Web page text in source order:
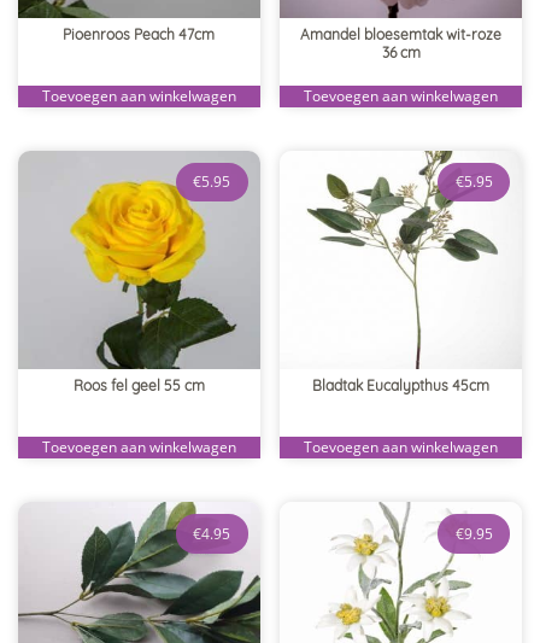
Pioenroos Peach 47cm
Toevoegen aan winkelwagen
Amandel bloesemtak wit-roze
36 cm
Toevoegen aan winkelwagen
Roos fel geel 55 cm
€5.95
Toevoegen aan winkelwagen
Bladtak Eucalypthus 45cm
€5.95
Toevoegen aan winkelwagen
€4.95 €9.95